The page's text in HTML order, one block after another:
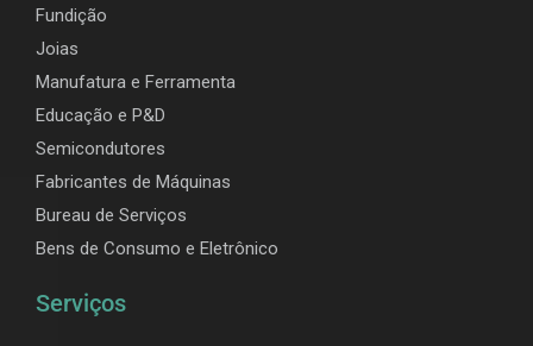
Fundição
Joias
Manufatura e Ferramenta
Educação e P&D
Semicondutores
Fabricantes de Máquinas
Bureau de Serviços
Bens de Consumo e Eletrônico
Serviços